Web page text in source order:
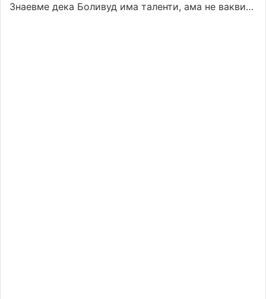
Знаевме дека Боливуд има таленти, ама не вакви…